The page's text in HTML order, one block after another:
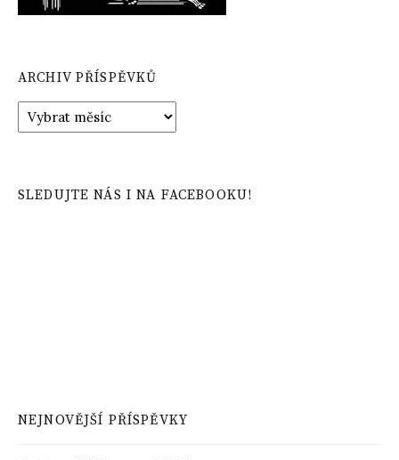
ARCHIV PŘÍSPĚVKŮ
Archiv
příspěvků
SLEDUJTE NÁS I NA FACEBOOKU!
NEJNOVĚJŠÍ PŘÍSPĚVKY